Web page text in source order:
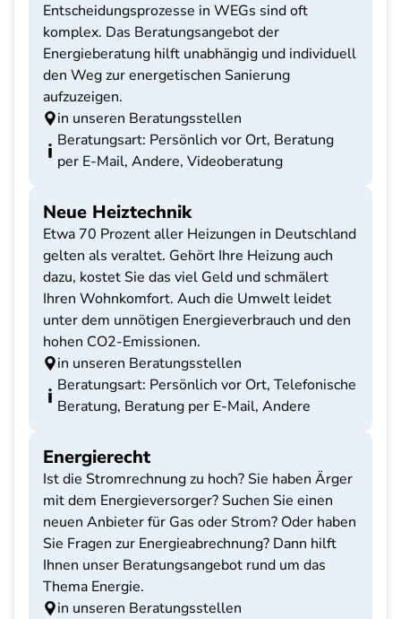
Entscheidungsprozesse in WEGs sind oft
komplex. Das Beratungsangebot der
Energieberatung hilft unabhängig und individuell
den Weg zur energetischen Sanierung
aufzuzeigen.
in unseren Beratungsstellen
Beratungsart: Persönlich vor Ort, Beratung
per E-Mail, Andere, Videoberatung
Neue Heiztechnik
Etwa 70 Prozent aller Heizungen in Deutschland
gelten als veraltet. Gehört Ihre Heizung auch
dazu, kostet Sie das viel Geld und schmälert
Ihren Wohnkomfort. Auch die Umwelt leidet
unter dem unnötigen Energieverbrauch und den
hohen CO2-Emissionen.
in unseren Beratungsstellen
Beratungsart: Persönlich vor Ort, Telefonische
Beratung, Beratung per E-Mail, Andere
Energierecht
Ist die Stromrechnung zu hoch? Sie haben Ärger
mit dem Energieversorger? Suchen Sie einen
neuen Anbieter für Gas oder Strom? Oder haben
Sie Fragen zur Energieabrechnung? Dann hilft
Ihnen unser Beratungsangebot rund um das
Thema Energie.
in unseren Beratungsstellen